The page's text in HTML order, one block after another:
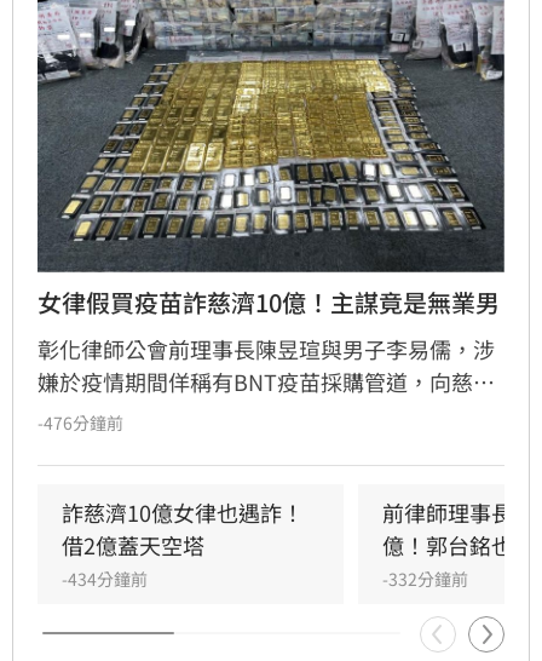
女律假買疫苗詐慈濟10億！主謀竟是無業男
彰化律師公會前理事長陳昱瑄與男子李易儒，涉
嫌於疫情期間佯稱有BNT疫苗採購管道，向慈濟
詐騙高達3000萬美元（約10.6億台幣）報酬。檢
師時下跪博取信任。案發後，李父李世宗為防兒
子揮霍鉅款，在陳女指點下將豪宅變洗錢金庫，
分批提現並狂購232公斤黃金藏匿。台中地檢署
日前偵結，依詐欺、洗錢等罪起訴17人，並查扣
逾10億
-476分鐘前
詐慈濟10億女律也遇詐！
借2億蓋天空塔
-434分鐘前
前律師理事長
億！郭台銘也變
-332分鐘前